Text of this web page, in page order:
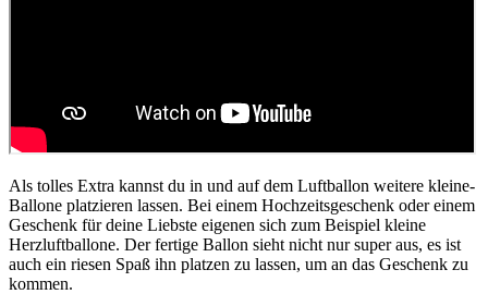
Als tolles Extra kannst du in und auf dem Luftballon weitere kleine-
Ballone platzieren lassen. Bei einem Hochzeitsgeschenk oder einem
Geschenk für deine Liebste eigenen sich zum Beispiel kleine
Herzluftballone. Der fertige Ballon sieht nicht nur super aus, es ist
auch ein riesen Spaß ihn platzen zu lassen, um an das Geschenk zu
kommen.